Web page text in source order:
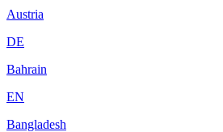
Austria
DE
Bahrain
EN
Bangladesh